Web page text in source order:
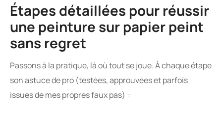
Étapes détaillées pour réussir
une peinture sur papier peint
sans regret
Passons à la pratique, là où tout se joue. À chaque étape
son astuce de pro (testées, approuvées et parfois
issues de mes propres faux pas) :